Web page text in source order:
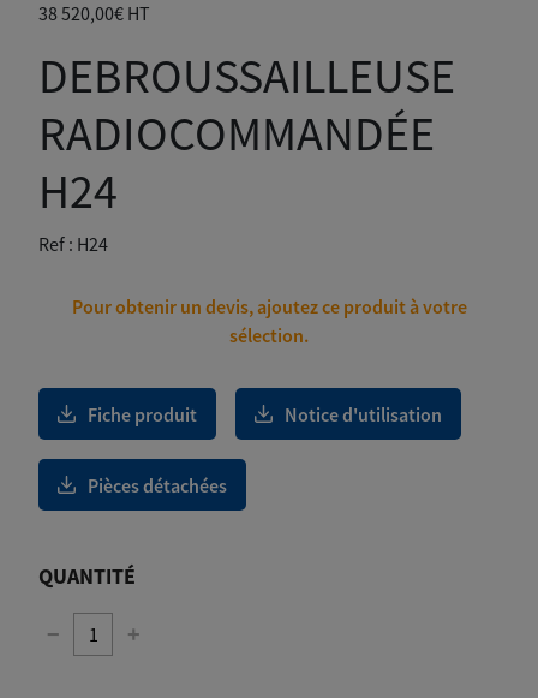
38 520,00€ HT
DEBROUSSAILLEUSE
RADIOCOMMANDÉE
H24
Ref : H24
Pour obtenir un devis, ajoutez ce produit à votre
sélection.
Fiche produit Notice d'utilisation
Pièces détachées
QUANTITÉ
− +